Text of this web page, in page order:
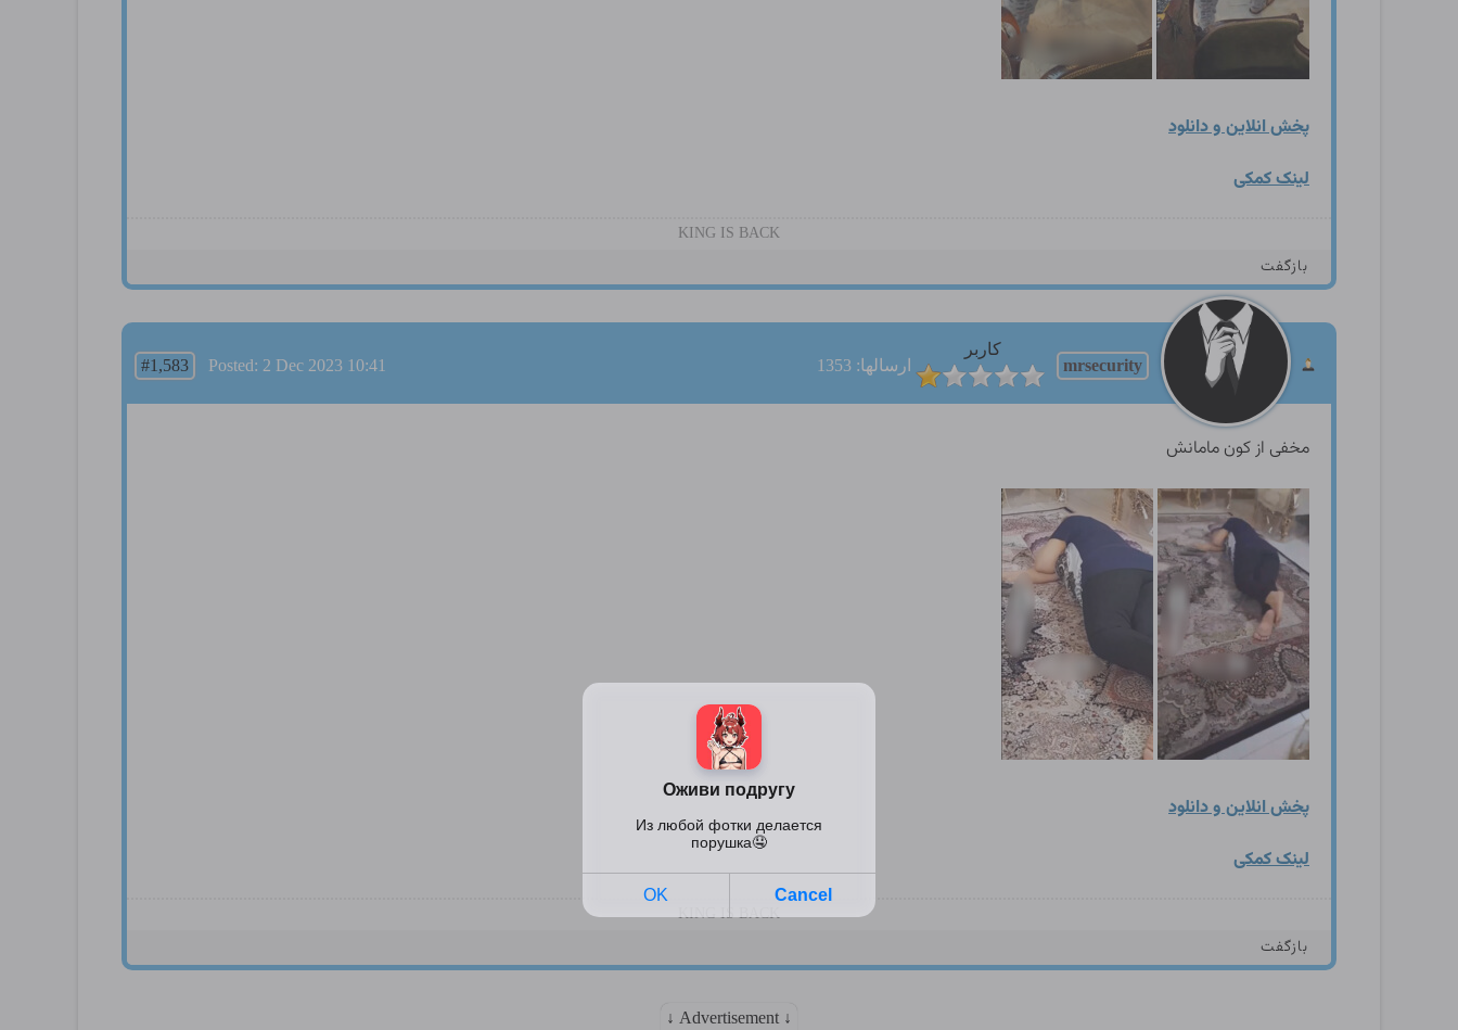
پخش انلاین و دانلود
لینک کمکی
KING IS BACK
بازگفت
mrsecurity
کاربر
ارسالها: 1353
#1,583 Posted: 2 Dec 2023 10:41
مخفی از کون مامانش
پخش انلاین و دانلود
لینک کمکی
KING IS BACK
بازگفت
↓ Advertisement ↓